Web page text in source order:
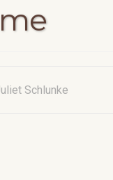
Schlunke